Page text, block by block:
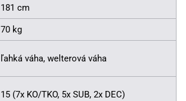
181 cm
70 kg
ľahká váha, welterová váha
15 (7x KO/TKO, 5x SUB, 2x DEC)